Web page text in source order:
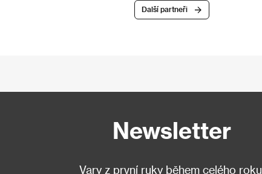
Další partneři
Newsletter
Vary z první ruky během celého roku.